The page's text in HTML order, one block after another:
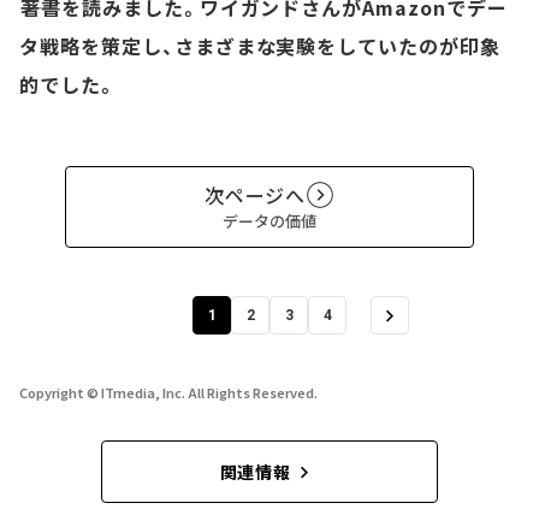
――著書を読みました。ワイガンドさんがAmazonでデー
タ戦略を策定し、さまざまな実験をしていたのが印象
的でした。
次ページへ
データの価値
1 2 3 4
Copyright © ITmedia, Inc. All Rights Reserved.
関連情報